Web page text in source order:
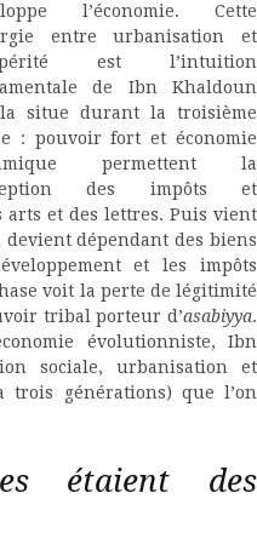
l’économie. Cette
entre urbanisation et
est l’intuition
de Ibn Khaldoun
situe durant la troisième
: pouvoir fort et économie
permettent la
des impôts et
arts et des lettres. Puis vient
devient dépendant des biens
et les impôts
voit la perte de légitimité
tribal porteur d’asabiyya.
évolutionniste, Ibn
sociale, urbanisation et
trois générations) que l’on
étaient des